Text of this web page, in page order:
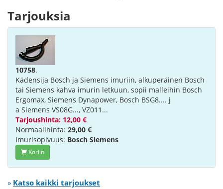
Tarjouksia
10758.
Kädensija Bosch ja Siemens imuriin, alkuperäinen Bosch
tai Siemens kahva imurin letkuun, sopii malleihin Bosch
Ergomax, Siemens Dynapower, Bosch BSG8.... j
a Siemens VS08G..., VZ011...
Tarjoushinta: 12,00 €
Normaalihinta: 29,00 €
Imurisopivuus: Bosch Siemens
Koriin
» Katso kaikki tarjoukset